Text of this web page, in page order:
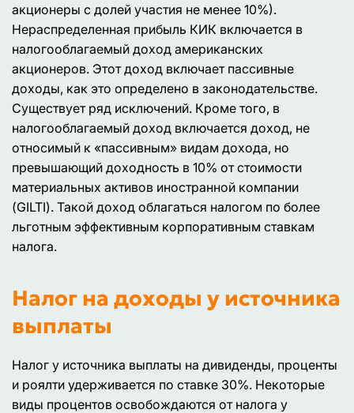
акционеры с долей участия не менее 10%).
Нераспределенная прибыль КИК включается в
налогооблагаемый доход американских
акционеров. Этот доход включает пассивные
доходы, как это определено в законодательстве.
Существует ряд исключений. Кроме того, в
налогооблагаемый доход включается доход, не
относимый к «пассивным» видам дохода, но
превышающий доходность в 10% от стоимости
материальных активов иностранной компании
(GILTI). Такой доход облагаться налогом по более
льготным эффективным корпоративным ставкам
налога.
Налог на доходы у источника
выплаты
Налог у источника выплаты на дивиденды, проценты
и роялти удерживается по ставке 30%. Некоторые
виды процентов освобождаются от налога у